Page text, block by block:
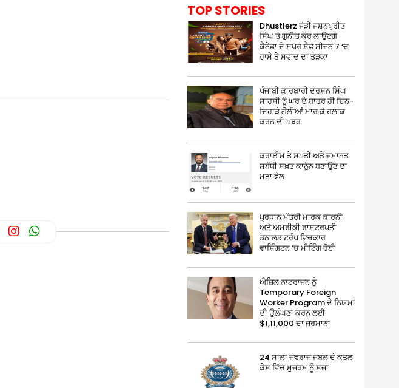
TOP STORIES
Dhustlerz ਜੋੜੀ ਜਸ਼ਨਪ੍ਰੀਤ
ਸਿੰਘ ਤੇ ਗੁਨੀਤ ਕੌਰ ਲਾਉਣਗੇ
ਕੈਨੇਡਾ ਦੇ ਸੁਪਰ ਸ਼ੈਫ ਸੀਜ਼ਨ 7 ‘ਚ
ਹਾਸੇ ਤੇ ਸਵਾਦ ਦਾ ਤੜਕਾ
ਪੰਜਾਬੀ ਕਾਰੋਬਾਰੀ ਦਰਸ਼ਨ ਸਿੰਘ
ਸਾਹਸੀ ਨੂੰ ਘਰ ਦੇ ਬਾਹਰ ਹੀ ਦਿਨ-
ਦਿਹਾੜੇ ਗੋਲੀਆਂ ਮਾਰ ਕੇ ਹਲਾਕ
ਕਰਨ ਦੀ ਖ਼ਬਰ
ਕਰਾਈਮ ਤੇ ਸਖ਼ਤੀ ਅਤੇ ਜ਼ਮਾਨਤ
ਸਬੰਧੀ ਸਖ਼ਤ ਕਾਨੂੰਨ ਬਣਾਉਣ ਦਾ
ਮਤਾ ਫੇਲ
ਪ੍ਰਧਾਨ ਮੰਤਰੀ ਮਾਰਕ ਕਾਰਨੀ
ਅਤੇ ਅਮਰੀਕੀ ਰਾਸ਼ਟਰਪਤੀ
ਡੋਨਾਲਡ ਟਰੰਪ ਵਿਚਕਾਰ
ਵਾਸ਼ਿੰਗਟਨ ‘ਚ ਮੀਟਿੰਗ ਹੋਈ
ਐਜ਼ਿਲ ਨਾਟਰਾਜਨ ਨੂੰ
Temporary Foreign
Worker Program ਦੇ ਨਿਯਮਾਂ
ਦੀ ਉਲੰਘਣਾ ਕਰਨ ਲਈ
$1,11,000 ਦਾ ਜੁਰਮਾਨਾ
24 ਸਾਲਾ ਜੁਵਰਾਜ ਜਬਲ ਦੇ ਕਤਲ
ਕੇਸ ਵਿੱਚ ਮੁਜਰਮ ਨੂੰ ਸਜ਼ਾ